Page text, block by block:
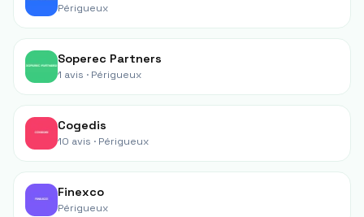
Périgueux
Soperec Partners
1 avis · Périgueux
Cogedis
10 avis · Périgueux
Finexco
Périgueux